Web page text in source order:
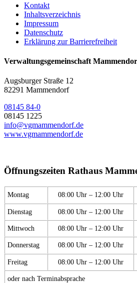
Kontakt
Inhaltsverzeichnis
Impressum
Datenschutz
Erklärung zur Barrierefreiheit
Verwaltungsgemeinschaft
Augsburger Straße 12
82291 Mammendorf
08145 84-0
08145 1225
info@vgmammendorf.de
www.vgmammendorf.de
Öffnungszeiten Rathaus
Montag 08:00 Uhr – 12:00 Uhr
Dienstag 08:00 Uhr – 12:00 Uhr
Mittwoch 08:00 Uhr – 12:00 Uhr
Donnerstag 08:00 Uhr – 12:00 Uhr
Freitag 08:00 Uhr – 12:00 Uhr
oder nach Terminabsprache